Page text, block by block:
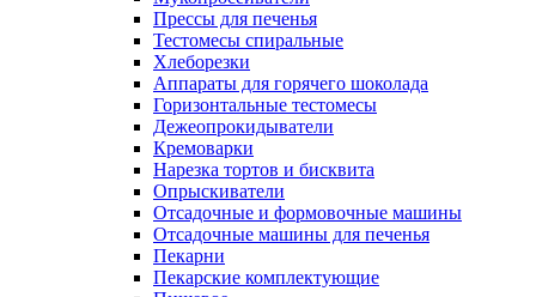
Прессы для печенья
Тестомесы спиральные
Хлеборезки
Аппараты для горячего шоколада
Горизонтальные тестомесы
Дежеопрокидыватели
Кремоварки
Нарезка тортов и бисквита
Опрыскиватели
Отсадочные и формовочные машины
Отсадочные машины для печенья
Пекарни
Пекарские комплектующие